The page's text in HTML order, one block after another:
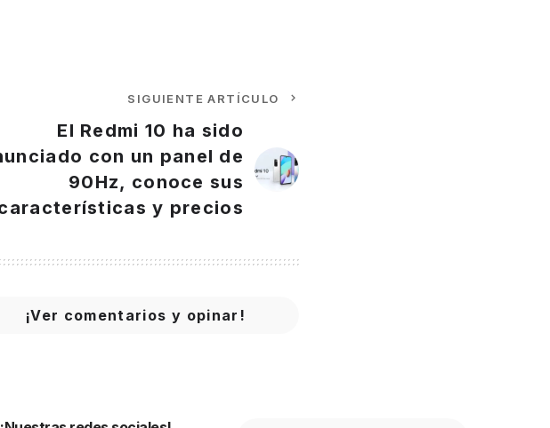
SIGUIENTE ARTÍCULO
El Redmi 10 ha sido
con un panel de
90Hz, conoce sus
y precios
¡Ver comentarios y opinar!